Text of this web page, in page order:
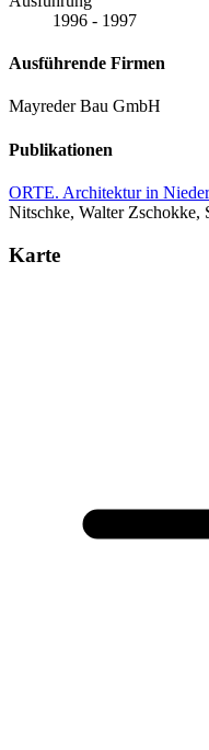
1996 - 1997
Ausführende Firmen
Mayreder Bau GmbH
Publikationen
ORTE. Architektur in
Nitschke, Walter Zschokke,
Karte